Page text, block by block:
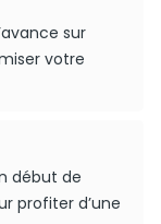
sur
votre
début de
profiter d’une